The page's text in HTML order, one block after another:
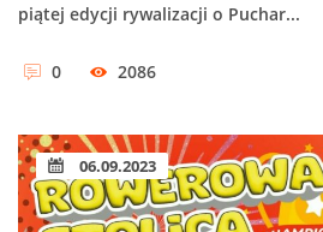
piątej edycji rywalizacji o Puchar...
0 2086
06.09.2023